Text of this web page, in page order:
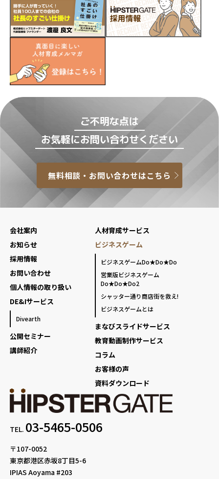
ご不明な点は
お気軽にお問い合わせください
無料相談・お問い合わせはこちら
TEL. 03-5465-0506
〒107-0052
東京都港区赤坂8丁目5-6
IPIAS Aoyama #203
会社案内
お知らせ
採用情報
お問い合わせ
個人情報の取り扱い
DE&Iサービス
Divearth
公開セミナー
講師紹介
人材育成サービス
ビジネスゲーム
ビジネスゲームDo★Do★Do
営業版ビジネスゲーム
Do★Do★Do2
シャッター通り商店街を救え!
ビジネスゲームとは
まなびスライドサービス
教育動画制作サービス
コラム
お客様の声
資料ダウンロード